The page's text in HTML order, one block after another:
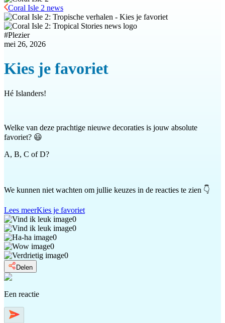
Coral Isle 2 news
#Plezier
mei 26, 2026
Kies je favoriet
Hé Islanders!
Welke van deze prachtige nieuwe decoraties is jouw absolute
favoriet? 😃
A, B, C of D?
We kunnen niet wachten om jullie keuzes in de reacties te zien 👇
Lees meerKies je favoriet
0
0
0
0
0
Delen
Een reactie